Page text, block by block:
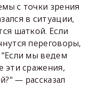
с точки зрения
в ситуации,
шаткой. Если
переговоры,
мы ведем
эти сражения,
— рассказал